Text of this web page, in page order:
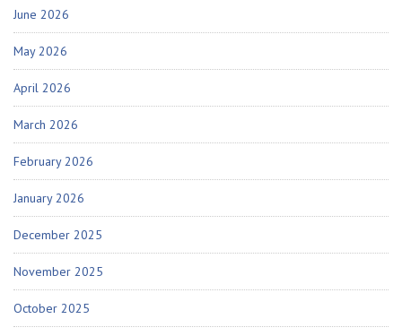
June 2026
May 2026
April 2026
March 2026
February 2026
January 2026
December 2025
November 2025
October 2025